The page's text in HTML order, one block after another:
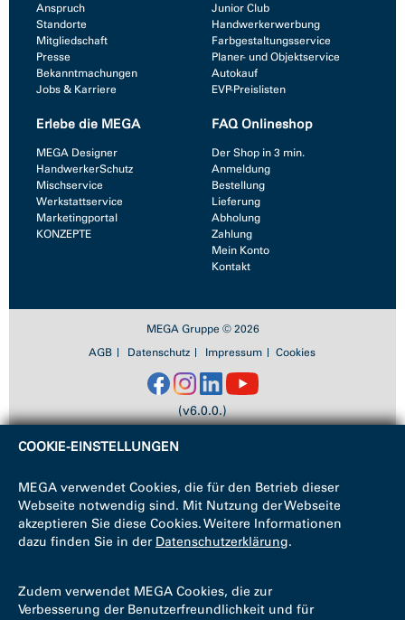
Anspruch
Standorte
Mitgliedschaft
Presse
Bekanntmachungen
Jobs & Karriere
Junior Club
Handwerkerwerbung
Farbgestaltungsservice
Planer- und Objektservice
Autokauf
EVP-Preislisten
Erlebe die MEGA
MEGA Designer
HandwerkerSchutz
Mischservice
Werkstattservice
Marketingportal
KONZEPTE
FAQ Onlineshop
Der Shop in 3 min.
Anmeldung
Bestellung
Lieferung
Abholung
Zahlung
Mein Konto
Kontakt
MEGA Gruppe © 2026
AGB
Datenschutz Impressum Cookies
(v6.0.0.)
COOKIE-EINSTELLUNGEN
MEGA verwendet Cookies, die für den Betrieb dieser
Webseite notwendig sind. Mit Nutzung der Webseite
akzeptieren Sie diese Cookies. Weitere Informationen
dazu finden Sie in der Datenschutzerklärung.
Zudem verwendet MEGA Cookies, die zur
Verbesserung der Benutzerfreundlichkeit und für